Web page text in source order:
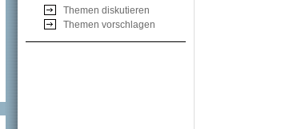
Themen diskutieren
Themen vorschlagen